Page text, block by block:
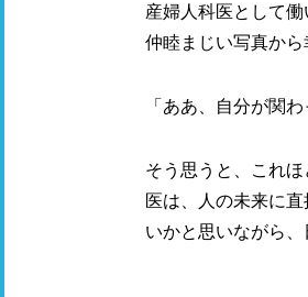
産婦人科医として
仲睦まじい写真から
「ああ、自分が関
そう思うと、これ
医は、人の未来に
いかと思いながら、